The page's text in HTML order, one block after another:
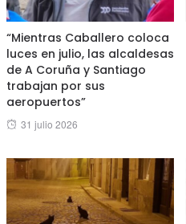
“Mientras Caballero coloca
luces en julio, las alcaldesas
de A Coruña y Santiago
trabajan por sus
aeropuertos”
Posted
31 julio 2026